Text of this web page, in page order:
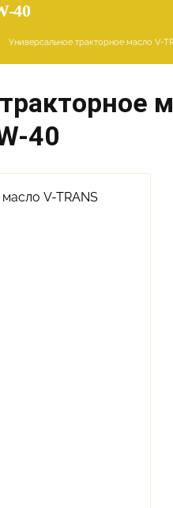
40
Универсальное тракторное масло V-
40